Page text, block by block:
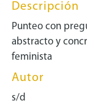
Descripción
Punteo con
abstracto y
feminista
Autor
s/d